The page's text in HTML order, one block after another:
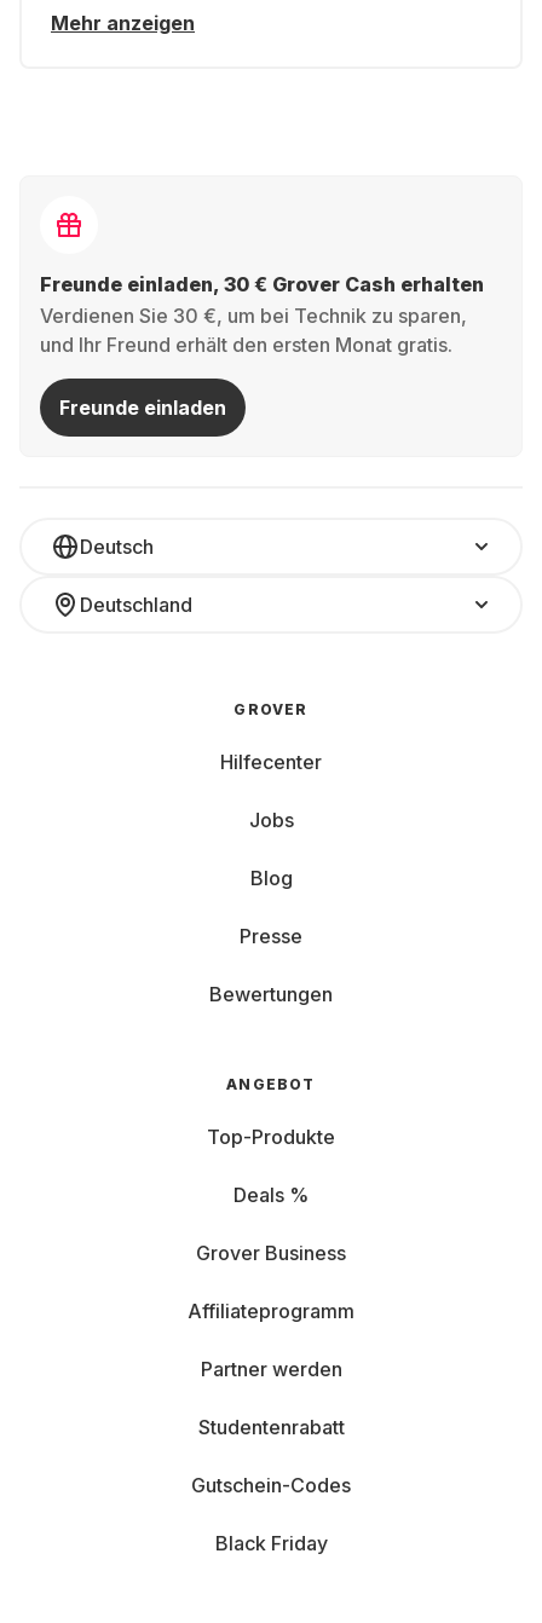
Mehr anzeigen
Freunde einladen, 30 € Grover Cash erhalten
Verdienen Sie 30 €, um bei Technik zu sparen,
und Ihr Freund erhält den ersten Monat gratis.
Freunde einladen
Deutsch
Deutschland
GROVER
Hilfecenter
Jobs
Blog
Presse
Bewertungen
ANGEBOT
Top-Produkte
Deals %
Grover Business
Affiliateprogramm
Partner werden
Studentenrabatt
Gutschein-Codes
Black Friday